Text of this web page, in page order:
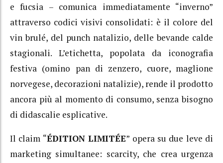
e fucsia – comunica immediatamente “inverno”
attraverso codici visivi consolidati: è il colore del
vin brulé, del punch natalizio, delle bevande calde
stagionali. L’etichetta, popolata da iconografia
festiva (omino pan di zenzero, cuore, maglione
norvegese, decorazioni natalizie), rende il prodotto
ancora più al momento di consumo, senza bisogno
di didascalie esplicative.
Il claim “ÉDITION LIMITÉE” opera su due leve di
marketing simultanee: scarcity, che crea urgenza